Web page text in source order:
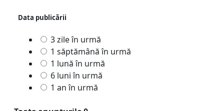
Data publicării
3 zile în urmă
1 săptămână în urmă
1 lună în urmă
6 luni în urmă
1 an în urmă